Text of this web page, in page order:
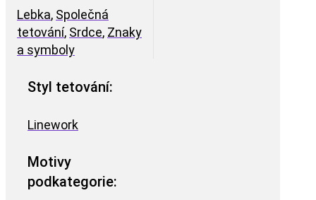
Lebka, Společná
tetování, Srdce, Znaky
a symboly
Styl tetování:
Linework
Motivy
podkategorie: